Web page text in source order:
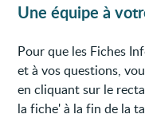
Une équipe à
Pour que les Fiches
et à vos questions,
en cliquant sur le
la fiche' à la fin de la